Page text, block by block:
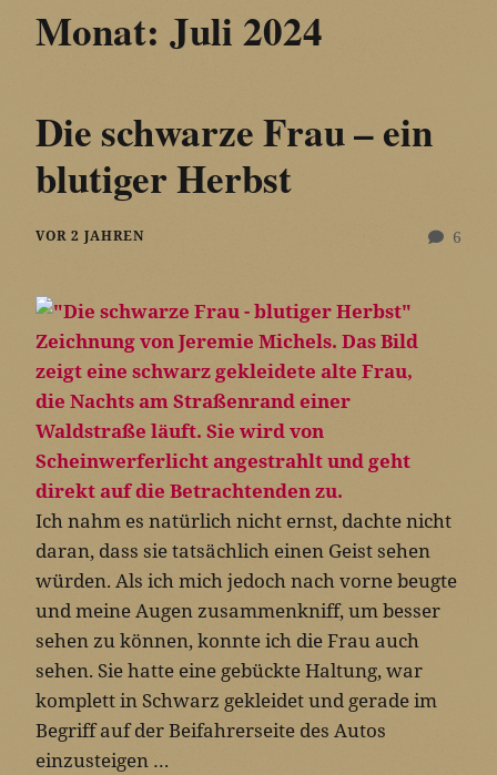
Monat: Juli 2024
Die schwarze Frau – ein
blutiger Herbst
6
VOR 2 JAHREN
Ich nahm es natürlich nicht ernst, dachte nicht
daran, dass sie tatsächlich einen Geist sehen
würden. Als ich mich jedoch nach vorne beugte
und meine Augen zusammenkniff, um besser
sehen zu können, konnte ich die Frau auch
sehen. Sie hatte eine gebückte Haltung, war
komplett in Schwarz gekleidet und gerade im
Begriff auf der Beifahrerseite des Autos
einzusteigen …